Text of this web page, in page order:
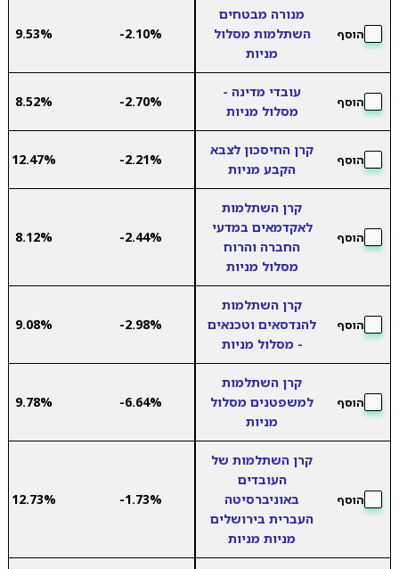
הוסף
מנורה מבטחים
השתלמות מסלול
מניות
-2.10%
9.53%
הוסף
עובדי מדינה -
מסלול מניות
-2.70%
8.52%
הוסף
קרן החיסכון לצבא
הקבע מניות
-2.21%
12.47%
הוסף
קרן השתלמות
לאקדמאים במדעי
החברה והרוח
מסלול מניות
-2.44%
8.12%
הוסף
קרן השתלמות
להנדסאים וטכנאים
- מסלול מניות
-2.98%
9.08%
הוסף
קרן השתלמות
למשפטנים מסלול
מניות
-6.64%
9.78%
הוסף
קרן השתלמות של
העובדים
באוניברסיטה
העברית בירושלים
מניות מניות
-1.73%
12.73%